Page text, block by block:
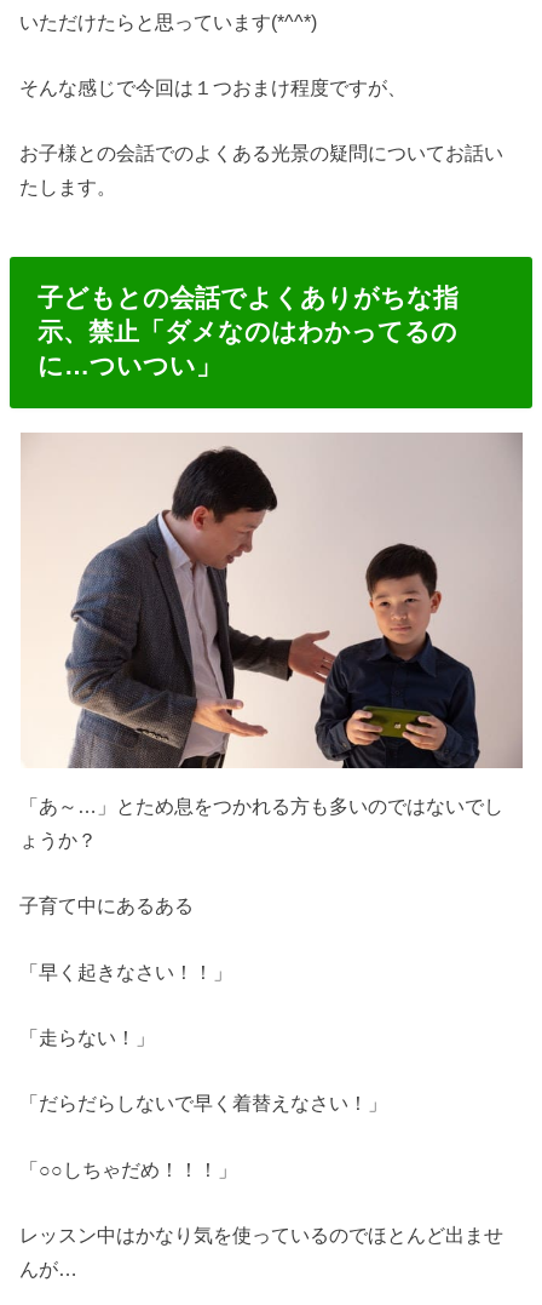
いただけたらと思っています(*^^*)
そんな感じで今回は１つおまけ程度ですが、
お子様との会話でのよくある光景の疑問についてお話い
たします。
子どもとの会話でよくありがちな指
示、禁止「ダメなのはわかってるの
に…ついつい」
「あ～…」とため息をつかれる方も多いのではないでし
ょうか？
子育て中にあるある
「早く起きなさい！！」
「走らない！」
「だらだらしないで早く着替えなさい！」
「○○しちゃだめ！！！」
レッスン中はかなり気を使っているのでほとんど出ませ
んが…